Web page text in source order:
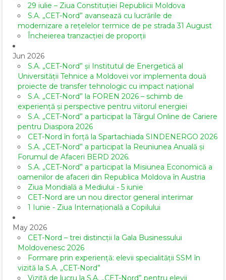
29 iulie – Ziua Constituției Republicii Moldova
S.A. „CET-Nord” avansează cu lucrările de
modernizare a rețelelor termice de pe strada 31 August
Încheierea tranzacției de proporții
Jun 2026
S.A. „CET-Nord” și Institutul de Energetică al
Universității Tehnice a Moldovei vor implementa două
proiecte de transfer tehnologic cu impact național
S.A. „CET-Nord” la FOREN 2026 – schimb de
experiență și perspective pentru viitorul energiei
S.A. „CET-Nord” a participat la Târgul Online de Cariere
pentru Diaspora 2026
CET-Nord în forță la Spartachiada SINDENERGO 2026
S.A. „CET-Nord” a participat la Reuniunea Anuală și
Forumul de Afaceri BERD 2026.
S.A. „CET-Nord” a participat la Misiunea Economică a
oamenilor de afaceri din Republica Moldova în Austria
Ziua Mondială a Mediului - 5 iunie
CET-Nord are un nou director general interimar
1 Iunie - Ziua Internațională a Copilului
May 2026
CET-Nord – trei distincții la Gala Businessului
Moldovenesc 2026
Formare prin experiență: elevii specialității SSM în
vizită la S.A. „CET-Nord”
Vizită de lucru la S.A. „CET-Nord” pentru elevii